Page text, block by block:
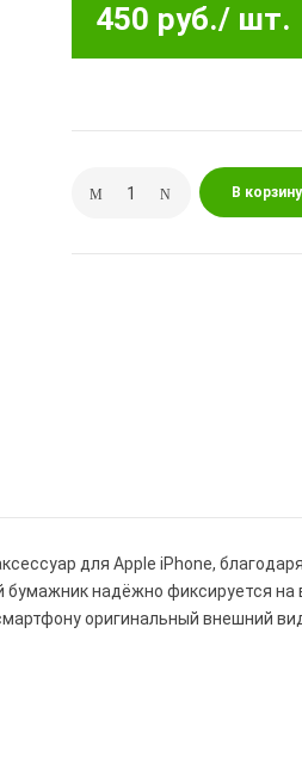
450 руб./ шт.
В корзину
для Apple iPhone,
надёжно фиксируется на
оригинальный внешний